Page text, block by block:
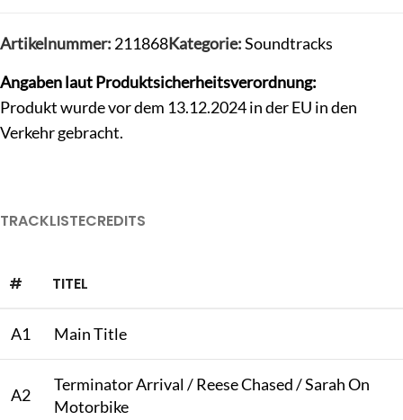
Artikelnummer: 211868Kategorie:Soundtracks
Angaben laut Produktsicherheitsverordnung:
Produkt wurde vor dem 13.12.2024 in der EU in den
Verkehr gebracht.
TRACKLISTECREDITS
# TITEL
A1 Main Title
A2
Terminator Arrival / Reese Chased / Sarah On
Motorbike